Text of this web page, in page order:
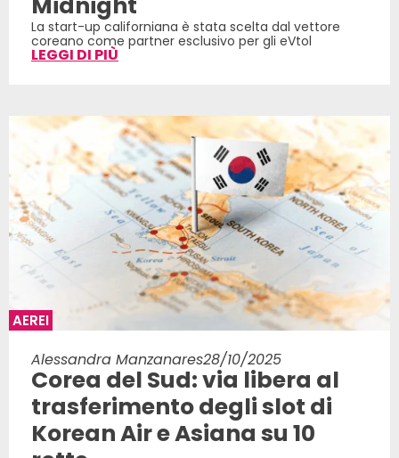
La start-up californiana è stata scelta dal vettore
coreano come partner esclusivo per gli eVtol
LEGGI DI PIÙ
AEREI
Alessandra Manzanares28/10/2025
Corea del Sud: via libera al
trasferimento degli slot di
Korean Air e Asiana su 10